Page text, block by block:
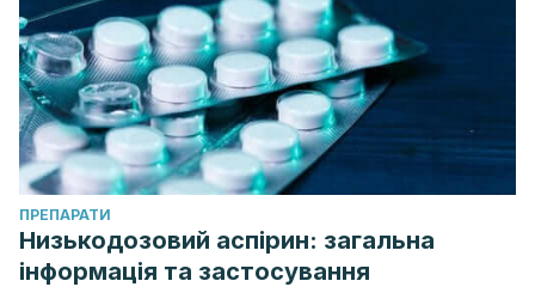
ПРЕПАРАТИ
Низькодозовий аспірин: загальна
інформація та застосування